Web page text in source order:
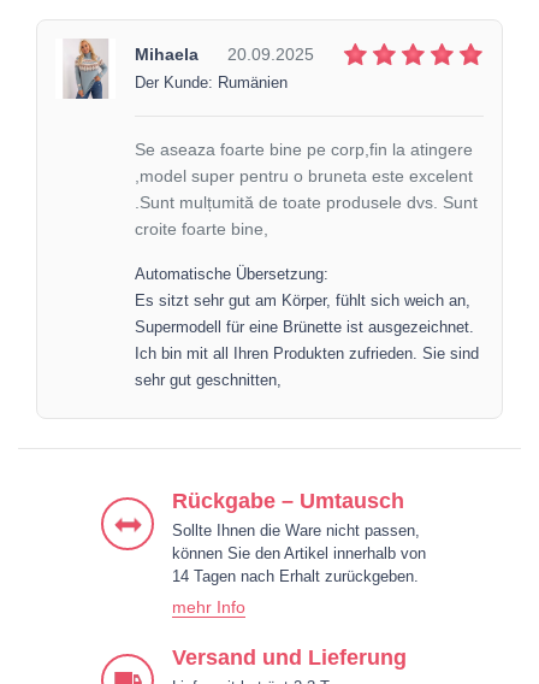
Mihaela 20.09.2025
Der Kunde: Rumänien
Se aseaza foarte bine pe corp,fin la atingere
,model super pentru o bruneta este excelent
.Sunt mulțumită de toate produsele dvs. Sunt
croite foarte bine,
Automatische Übersetzung:
Es sitzt sehr gut am Körper, fühlt sich weich an,
Supermodell für eine Brünette ist ausgezeichnet.
Ich bin mit all Ihren Produkten zufrieden. Sie sind
sehr gut geschnitten,
Rückgabe – Umtausch
Sollte Ihnen die Ware nicht passen,
können Sie den Artikel innerhalb von
14 Tagen nach Erhalt zurückgeben.
mehr Info
Versand und Lieferung